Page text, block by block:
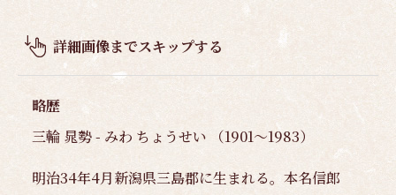
要
詳細画像までスキップする
略歴
三輪 晁勢 - みわ ちょうせい （1901～1983）
明治34年4月新潟県三島郡に生まれる。本名信郎